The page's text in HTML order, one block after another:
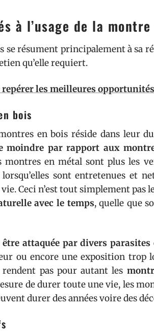
à l’usage de la
se résument principalement à sa
qu’elle requiert.
repérer les meilleures
bois
en bois réside dans leur
moindre par rapport aux
montres en métal sont plus les
lorsqu’elles sont entretenues et
Ceci n’est tout simplement pas
avec le temps, quelle que
être attaquée par divers parasites
ou encore une exposition trop
pas pour autant les
de durer toute une vie, les
durer des années voire des